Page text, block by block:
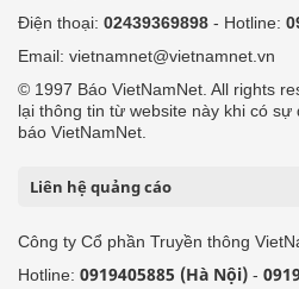
Điện thoại: 02439369898 - Hotline:
Email: vietnamnet@vietnamnet.vn
© 1997 Báo VietNamNet. All rights
lại thông tin từ website này khi có sự
báo VietNamNet.
Liên hệ quảng cáo
Công ty Cổ phần Truyền thông
Hotline: 0919405885 (Hà Nội) -